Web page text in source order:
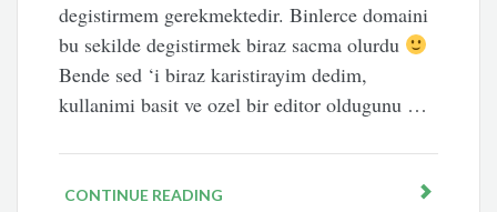
degistirmem gerekmektedir. Binlerce domaini
bu sekilde degistirmek biraz sacma olurdu
Bende sed ‘i biraz karistirayim dedim,
kullanimi basit ve ozel bir editor oldugunu …
CONTINUE READING